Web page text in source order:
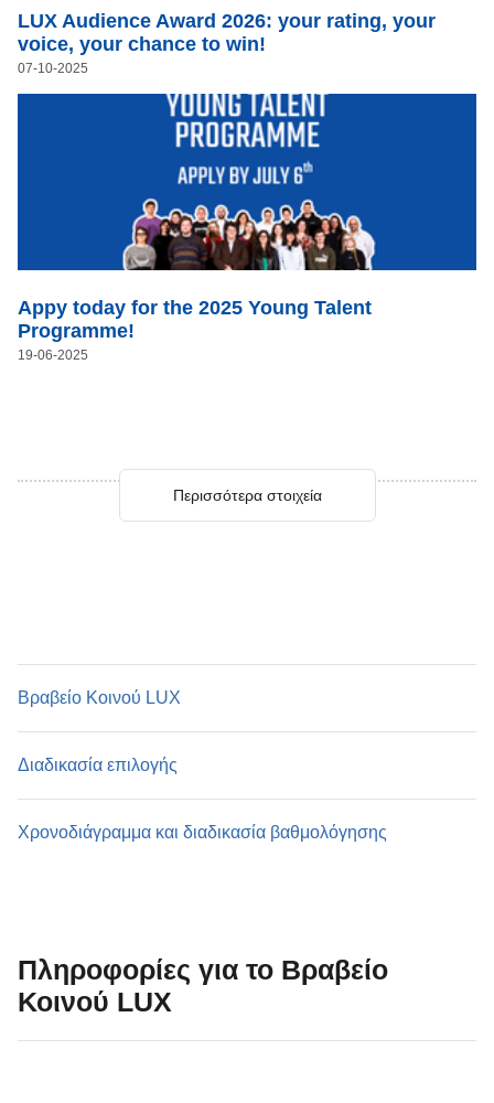
LUX Audience Award 2026: your rating, your
voice, your chance to win!
07-10-2025
Appy today for the 2025 Young Talent
Programme!
19-06-2025
Περισσότερα στοιχεία
Περισσότερα στοιχεία
Βραβείο Κοινού LUX
Βραβείο Κοινού LUX
Διαδικασία επιλογής
Διαδικασία επιλογής
Χρονοδιάγραμμα και διαδικασία βαθμολόγησης
Χρονοδιάγραμμα και διαδικασία βαθμολόγησης
Πληροφορίες για το Βραβείο
Κοινού LUX